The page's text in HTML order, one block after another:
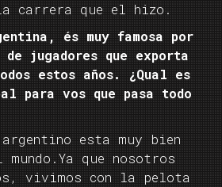
carrera que el hizo.
és muy famosa por
jugadores que exporta
estos años. ¿Qual es
para vos que pasa todo
esta muy bien
que nosotros
vivimos con la pelota